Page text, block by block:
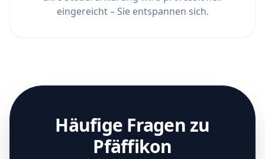
eingereicht – Sie entspannen sich.
Häufige Fragen zu
Pfäffikon